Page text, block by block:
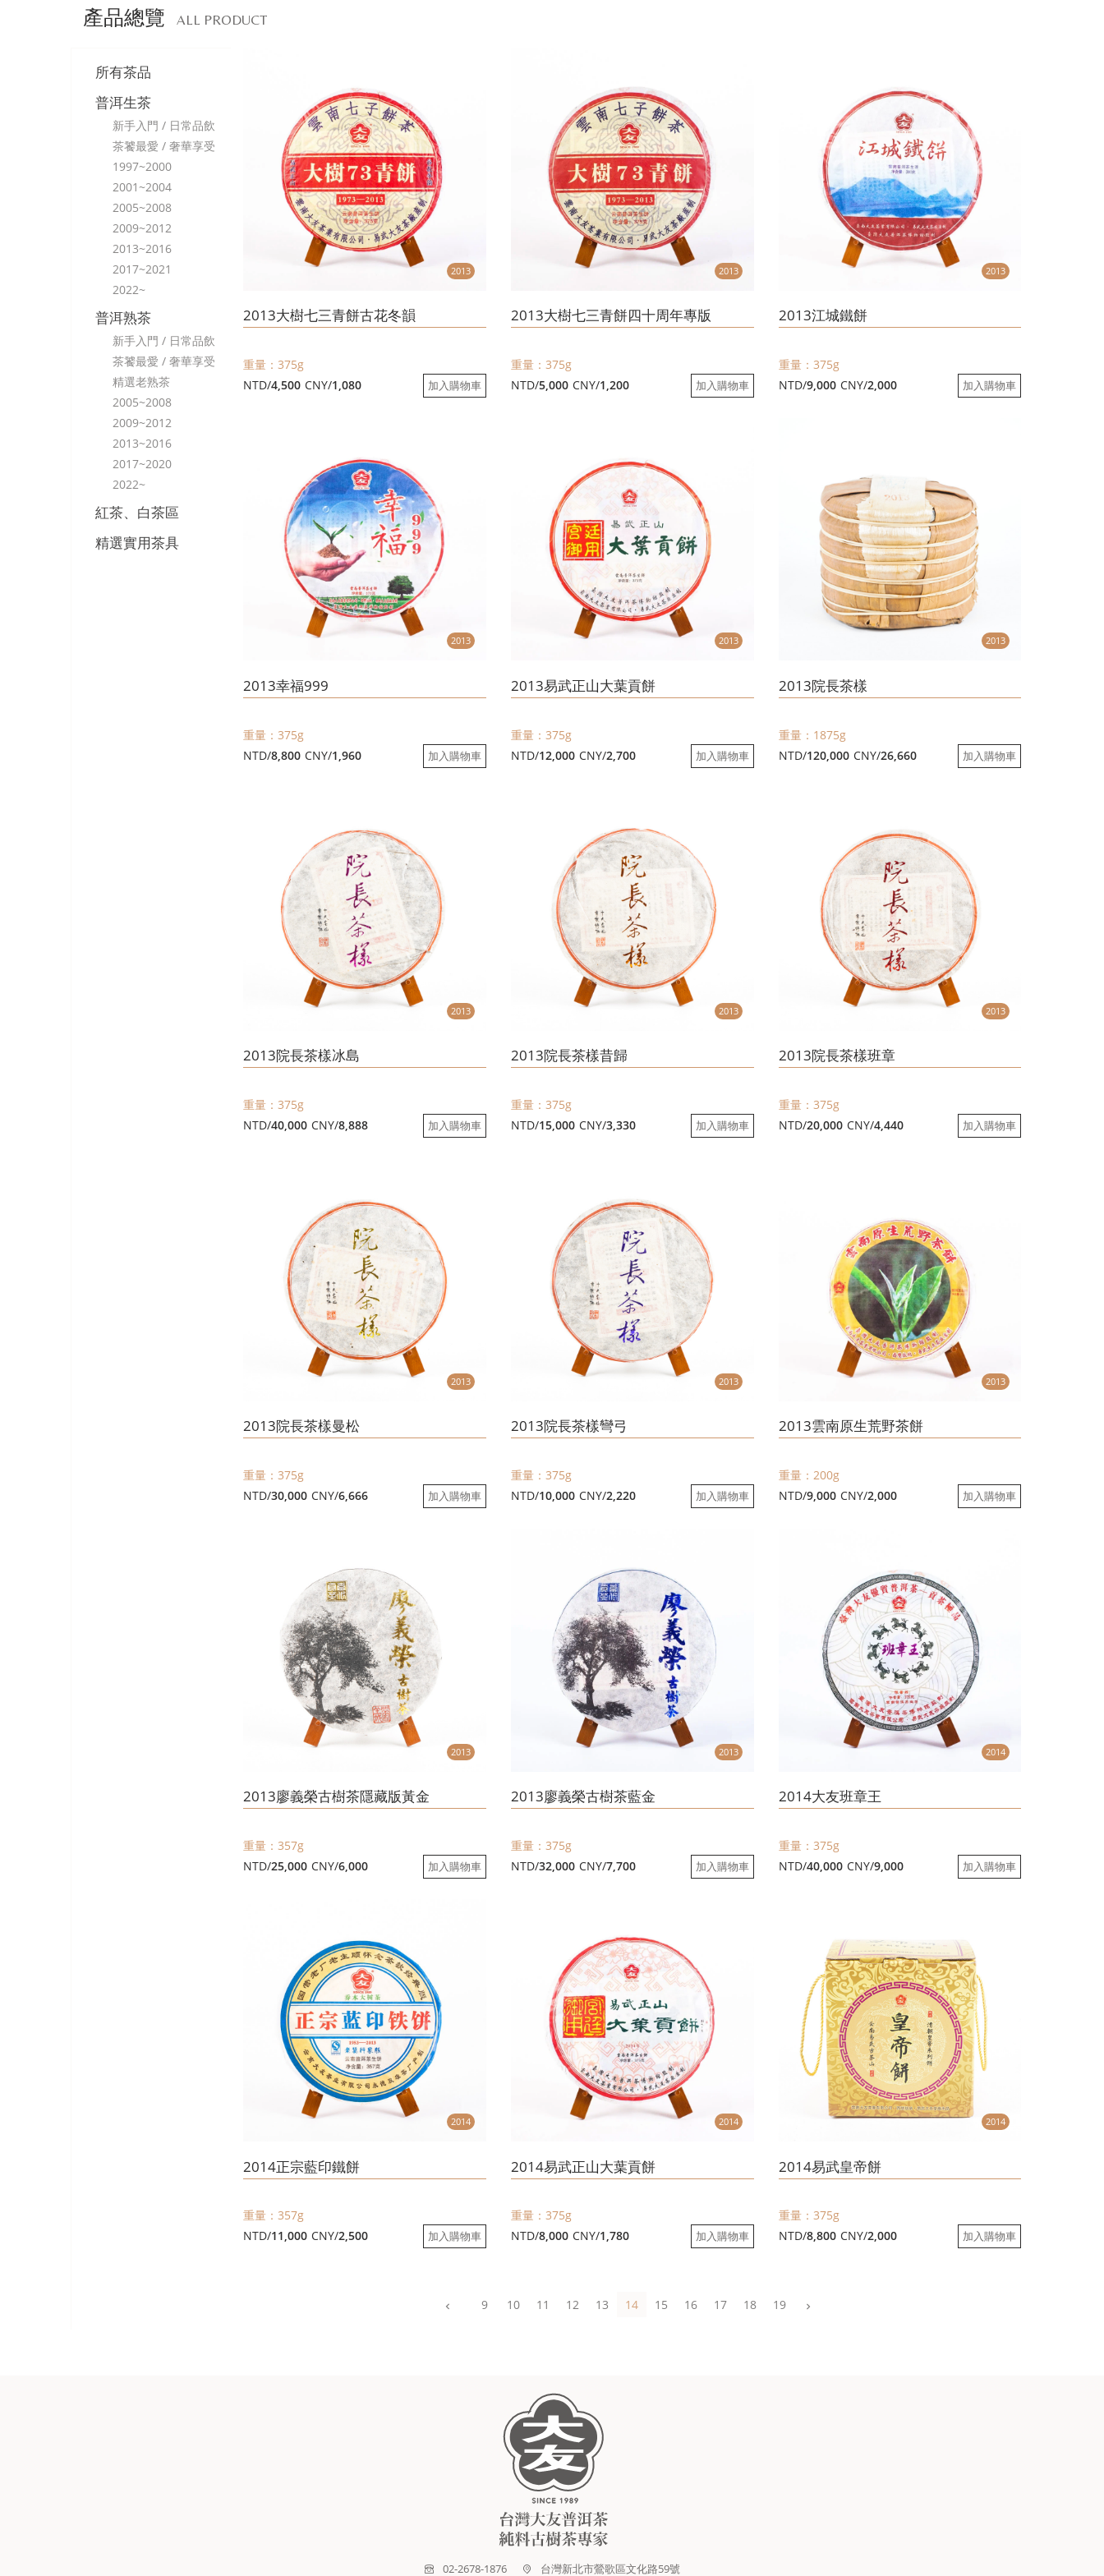
產品總覽 ALL PRODUCT
所有茶品
普洱生茶
新手入門 / 日常品飲
茶饕最愛 / 奢華享受
1997~2000
2001~2004
2005~2008
2009~2012
2013~2016
2017~2021
2022~
普洱熟茶
新手入門 / 日常品飲
茶饕最愛 / 奢華享受
精選老熟茶
2005~2008
2009~2012
2013~2016
2017~2020
2022~
紅茶、白茶區
精選實用茶具
2013
2013大樹七三青餅古花冬韻
重量：375g
NTD/4,500 CNY/1,080 加入購物車
2013
2013大樹七三青餅四十周年專版
重量：375g
NTD/5,000 CNY/1,200 加入購物車
2013
2013江城鐵餅
重量：375g
NTD/9,000 CNY/2,000 加入購物車
2013
2013幸福999
重量：375g
NTD/8,800 CNY/1,960 加入購物車
2013
2013易武正山大葉貢餅
重量：375g
NTD/12,000 CNY/2,700 加入購物車
2013
2013院長茶樣
重量：1875g
NTD/120,000 CNY/26,660 加入購物車
2013
2013院長茶樣冰島
重量：375g
NTD/40,000 CNY/8,888 加入購物車
2013
2013院長茶樣昔歸
重量：375g
NTD/15,000 CNY/3,330 加入購物車
2013
2013院長茶樣班章
重量：375g
NTD/20,000 CNY/4,440 加入購物車
2013
2013院長茶樣曼松
重量：375g
NTD/30,000 CNY/6,666 加入購物車
2013
2013院長茶樣彎弓
重量：375g
NTD/10,000 CNY/2,220 加入購物車
2013
2013雲南原生荒野茶餅
重量：200g
NTD/9,000 CNY/2,000 加入購物車
2013
2013廖義榮古樹茶隱藏版黃金
重量：357g
NTD/25,000 CNY/6,000 加入購物車
2013
2013廖義榮古樹茶藍金
重量：375g
NTD/32,000 CNY/7,700 加入購物車
2014
2014大友班章王
重量：375g
NTD/40,000 CNY/9,000 加入購物車
2014
2014正宗藍印鐵餅
重量：357g
NTD/11,000 CNY/2,500 加入購物車
2014
2014易武正山大葉貢餅
重量：375g
NTD/8,000 CNY/1,780 加入購物車
2014
2014易武皇帝餅
重量：375g
NTD/8,800 CNY/2,000 加入購物車
9 10 11 12 13 14 15 16 17 18 19
02-2678-1876 台灣新北市鶯歌區文化路59號